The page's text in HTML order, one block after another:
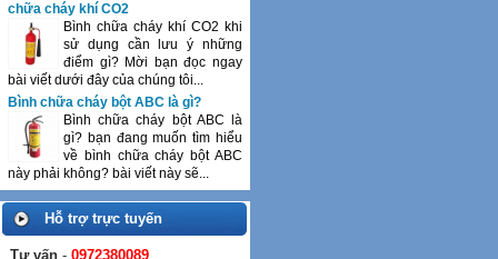
chữa cháy khí CO2
Bình chữa cháy khí CO2 khi
sử dụng cần lưu ý những
điểm gì? Mời bạn đọc ngay
bài viết dưới đây của chúng tôi...
Bình chữa cháy bột ABC là gì?
Bình chữa cháy bột ABC là
gì? bạn đang muốn tìm hiểu
về bình chữa cháy bột ABC
này phải không? bài viết này sẽ...
Hỗ trợ trực tuyến
Tư vấn - 0972380089